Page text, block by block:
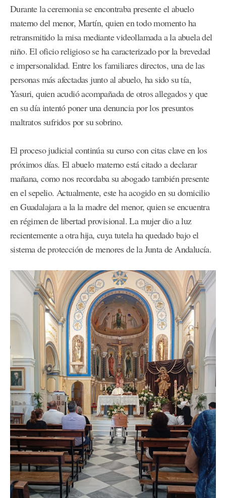
Durante la ceremonia se encontraba presente el abuelo
materno del menor, Martín, quien en todo momento ha
retransmitido la misa mediante videollamada a la abuela del
niño. El oficio religioso se ha caracterizado por la brevedad
e impersonalidad. Entre los familiares directos, una de las
personas más afectadas junto al abuelo, ha sido su tía,
Yasuri, quien acudió acompañada de otros allegados y que
en su día intentó poner una denuncia por los presuntos
maltratos sufridos por su sobrino.
El proceso judicial continúa su curso con citas clave en los
próximos días. El abuelo materno está citado a declarar
mañana, como nos recordaba su abogado también presente
en el sepelio. Actualmente, este ha acogido en su domicilio
en Guadalajara a la la madre del menor, quien se encuentra
en régimen de libertad provisional. La mujer dio a luz
recientemente a otra hija, cuya tutela ha quedado bajo el
sistema de protección de menores de la Junta de Andalucía.